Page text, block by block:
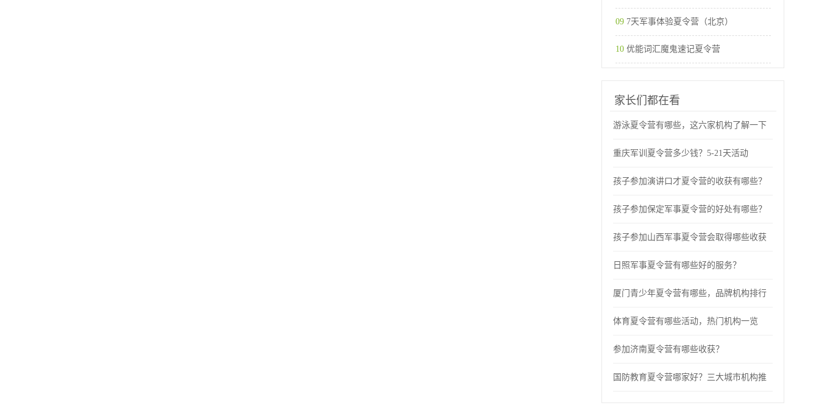
09 7天军事体验夏令营（北京）
10 优能词汇魔鬼速记夏令营
家长们都在看
游泳夏令营有哪些，这六家机构了解一下
重庆军训夏令营多少钱？5-21天活动
孩子参加演讲口才夏令营的收获有哪些？
孩子参加保定军事夏令营的好处有哪些？
孩子参加山西军事夏令营会取得哪些收获
日照军事夏令营有哪些好的服务？
厦门青少年夏令营有哪些，品牌机构排行
体育夏令营有哪些活动，热门机构一览
参加济南夏令营有哪些收获？
国防教育夏令营哪家好？三大城市机构推